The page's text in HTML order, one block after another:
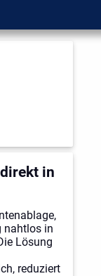
in
nahtlos in
Lösung
reduziert